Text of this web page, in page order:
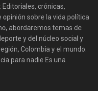
crónicas,
sobre la vida política
abordaremos temas de
y del núcleo social y
Colombia y el mundo.
para nadie Es una